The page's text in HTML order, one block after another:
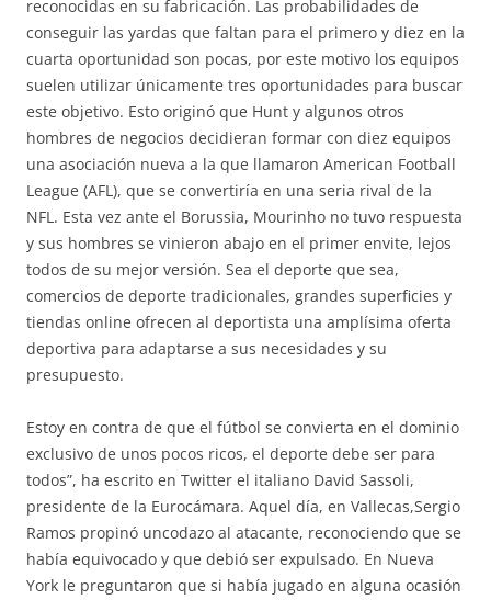
reconocidas en su fabricación. Las probabilidades de
conseguir las yardas que faltan para el primero y diez en la
cuarta oportunidad son pocas, por este motivo los equipos
suelen utilizar únicamente tres oportunidades para buscar
este objetivo. Esto originó que Hunt y algunos otros
hombres de negocios decidieran formar con diez equipos
una asociación nueva a la que llamaron American Football
League (AFL), que se convertiría en una seria rival de la
NFL. Esta vez ante el Borussia, Mourinho no tuvo respuesta
y sus hombres se vinieron abajo en el primer envite, lejos
todos de su mejor versión. Sea el deporte que sea,
comercios de deporte tradicionales, grandes superficies y
tiendas online ofrecen al deportista una amplísima oferta
deportiva para adaptarse a sus necesidades y su
presupuesto.
Estoy en contra de que el fútbol se convierta en el dominio
exclusivo de unos pocos ricos, el deporte debe ser para
todos”, ha escrito en Twitter el italiano David Sassoli,
presidente de la Eurocámara. Aquel día, en Vallecas,Sergio
Ramos propinó uncodazo al atacante, reconociendo que se
había equivocado y que debió ser expulsado. En Nueva
York le preguntaron que si había jugado en alguna ocasión